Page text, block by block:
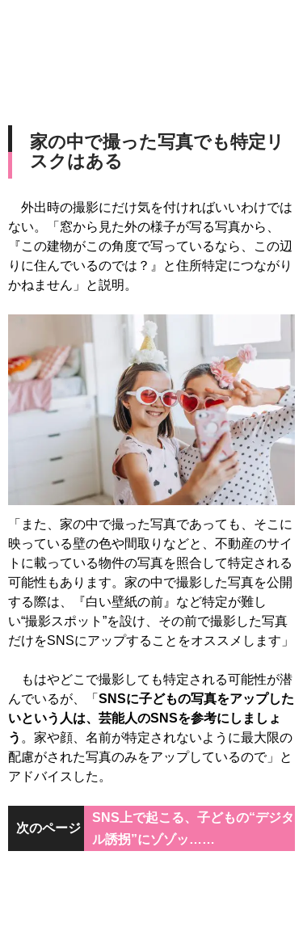
家の中で撮った写真でも特定リ
スクはある
外出時の撮影にだけ気を付ければいいわけでは
ない。「窓から見た外の様子が写る写真から、
『この建物がこの角度で写っているなら、この辺
りに住んでいるのでは？』と住所特定につながり
かねません」と説明。
「また、家の中で撮った写真であっても、そこに
映っている壁の色や間取りなどと、不動産のサイ
トに載っている物件の写真を照合して特定される
可能性もあります。家の中で撮影した写真を公開
する際は、『白い壁紙の前』など特定が難し
い“撮影スポット”を設け、その前で撮影した写真
だけをSNSにアップすることをオススメします」
もはやどこで撮影しても特定される可能性が潜
んでいるが、「 SNSに子どもの写真をアップした
いという人は、芸能人のSNSを参考にしましょ
う 。家や顔、名前が特定されないように最大限の
配慮がされた写真のみをアップしているので」と
アドバイスした。
次のページ
SNS上で起こる、子どもの“デジタ
ル誘拐”にゾゾッ……